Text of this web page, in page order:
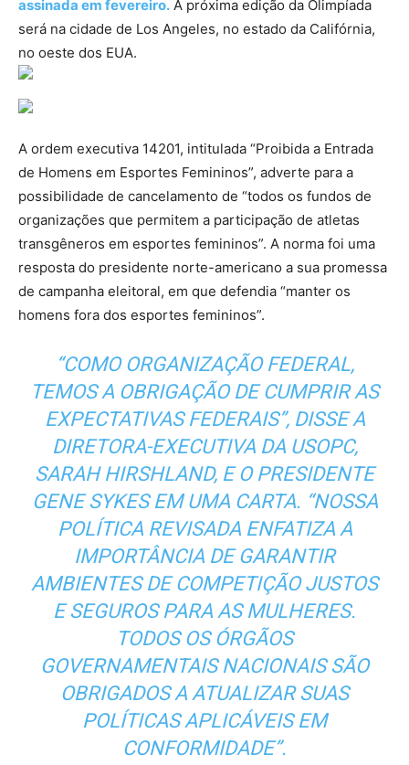
assinada em fevereiro. A próxima edição da Olimpíada
será na cidade de Los Angeles, no estado da Califórnia,
no oeste dos EUA.
A ordem executiva 14201, intitulada “Proibida a Entrada
de Homens em Esportes Femininos”, adverte para a
possibilidade de cancelamento de “todos os fundos de
organizações que permitem a participação de atletas
transgêneros em esportes femininos”. A norma foi uma
resposta do presidente norte-americano a sua promessa
de campanha eleitoral, em que defendia “manter os
homens fora dos esportes femininos”.
“COMO ORGANIZAÇÃO FEDERAL,
TEMOS A OBRIGAÇÃO DE CUMPRIR AS
EXPECTATIVAS FEDERAIS”, DISSE A
DIRETORA-EXECUTIVA DA USOPC,
SARAH HIRSHLAND, E O PRESIDENTE
GENE SYKES EM UMA CARTA. “NOSSA
POLÍTICA REVISADA ENFATIZA A
IMPORTÂNCIA DE GARANTIR
AMBIENTES DE COMPETIÇÃO JUSTOS
E SEGUROS PARA AS MULHERES.
TODOS OS ÓRGÃOS
GOVERNAMENTAIS NACIONAIS SÃO
OBRIGADOS A ATUALIZAR SUAS
POLÍTICAS APLICÁVEIS EM
CONFORMIDADE”.